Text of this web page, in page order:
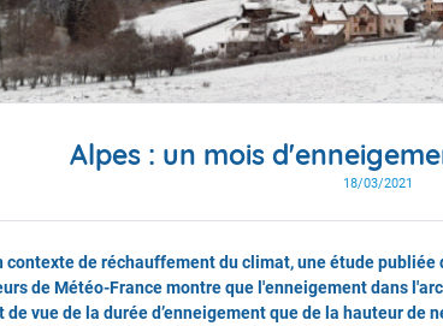
Le calendrier de
et venir à l'ENM
Alpes : un mois
18/03/2021
contexte de réchauffement du climat, une étude publiée
de Météo-France montre que l'enneigement dans
de vue de la durée d’enneigement que de la hauteur de